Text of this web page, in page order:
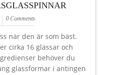
0 Comments
när den är som bäst.
cirka 16 glassar och
behöver du
glassformar i antingen